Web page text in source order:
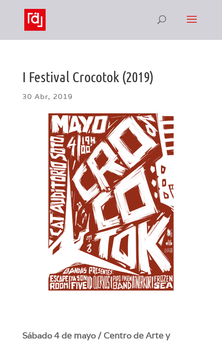
I Festival Crocotok (2019)
30 Abr, 2019
Sábado 4 de mayo / Centro de Arte y